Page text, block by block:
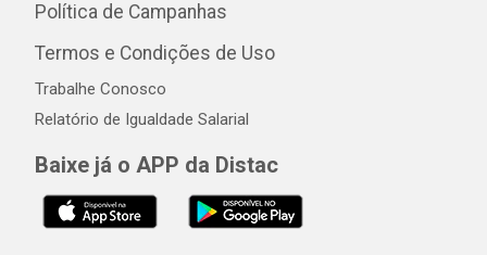
Política de Campanhas
Termos e Condições de Uso
Trabalhe Conosco
Relatório de Igualdade Salarial
Baixe já o APP da Distac